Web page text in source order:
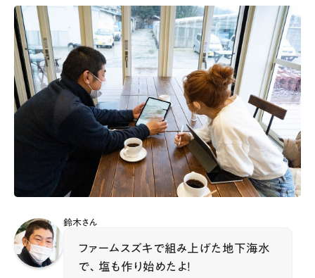
鈴木さん
ファームスズキで組み上げた地下海水
で、塩も作り始めたよ！